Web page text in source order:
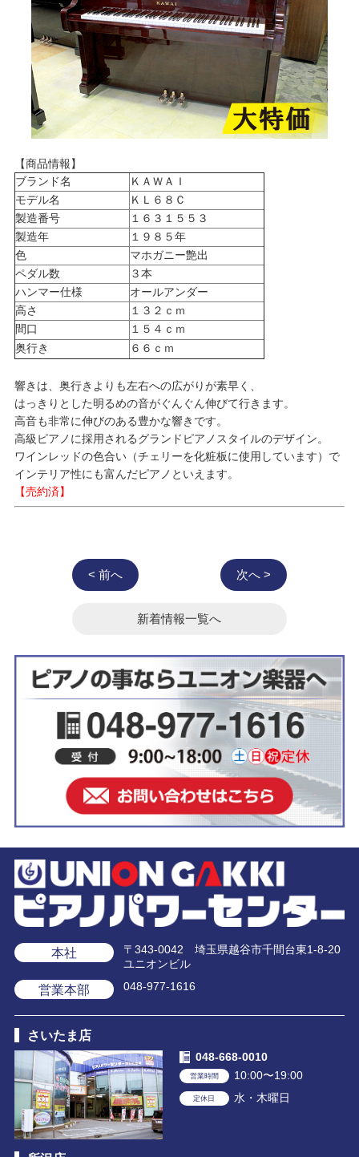
【商品情報】
ブランド名
ＫＡＷＡＩ
モデル名
ＫＬ６８Ｃ
製造番号
１６３１５５３
製造年
１９８５年
色
マホガニー艶出
ペダル数
３本
ハンマー仕様
オールアンダー
高さ
１３２ｃｍ
間口
１５４ｃｍ
奥行き
６６ｃｍ
響きは、奥行きよりも左右への広がりが素早く、
はっきりとした明るめの音がぐんぐん伸びて行きます。
高音も非常に伸びのある豊かな響きです。
高級ピアノに採用されるグランドピアノスタイルのデザイン。
ワインレッドの色合い（チェリーを化粧板に使用しています）で
インテリア性にも富んだピアノといえます。
【売約済】
< 前へ 次へ >
新着情報一覧へ
本社
〒343-0042 埼玉県越谷市千間台東1-8-20
ユニオンビル
営業本部 048-977-1616
さいたま店
048-668-0010
営業時間 10:00〜19:00
定休日 水・木曜日